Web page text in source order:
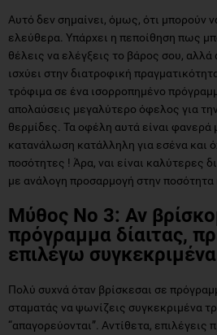
Αυτό δεν σημαίνει, όμως, ότι μπορούν
ελεύθερα. Υπάρχει η πεποίθηση πως
θέλεις να ελέγξεις το βάρος σου, αλλά
ισχύει στην διατροφική
τρόφιμα σε ένα ισορροπημένο
απολαύσεις μεγαλύτερο όφελος για
θερμίδες. Τα οφέλη αυτά είναι φανερά
κατανάλωση κατάλληλη για εσένα και
ποσότητες ! Άρα, ναι είναι καλύτερες
με ανάλογη προσαρμογή στην
Μύθος Νο 3: Αν
πρόγραμμα δίαιτας,
επιλέγω
Πολύ συχνά όταν βρίσκεσαι σε
σταματάς να ψωνίζεις συγκεκριμένα
“απαγορεύονται”. Αντίθετα, επιλέγεις